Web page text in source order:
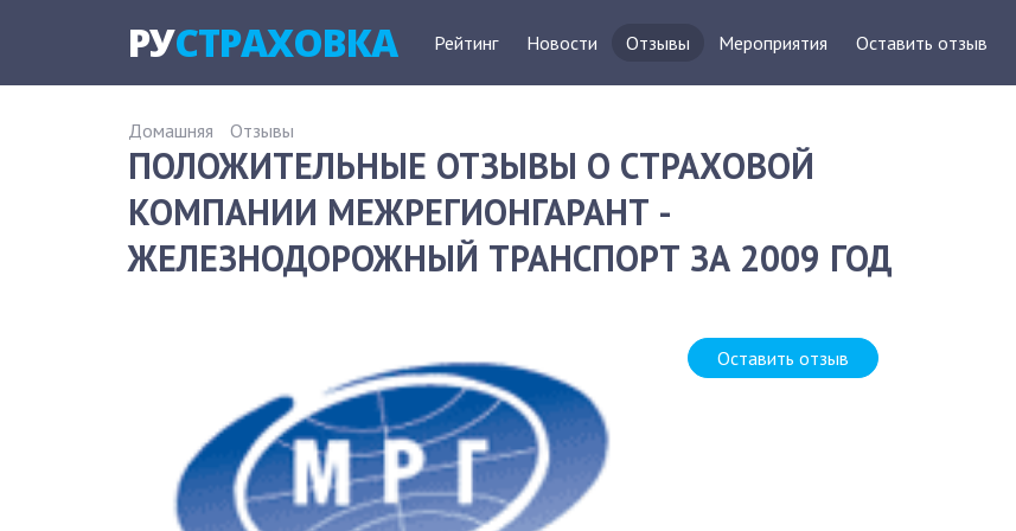
РУСТРАХОВКА Рейтинг Новости Отзывы Мероприятия Оставить отзыв
Домашняя Отзывы
ПОЛОЖИТЕЛЬНЫЕ ОТЗЫВЫ О СТРАХОВОЙ
КОМПАНИИ МЕЖРЕГИОНГАРАНТ -
ЖЕЛЕЗНОДОРОЖНЫЙ ТРАНСПОРТ ЗА 2009 ГОД
Оставить отзыв